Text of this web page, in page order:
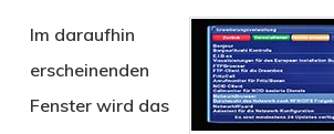
Im daraufhin
erscheinenden
Fenster wird das